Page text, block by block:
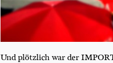
Und plötz­lich war der